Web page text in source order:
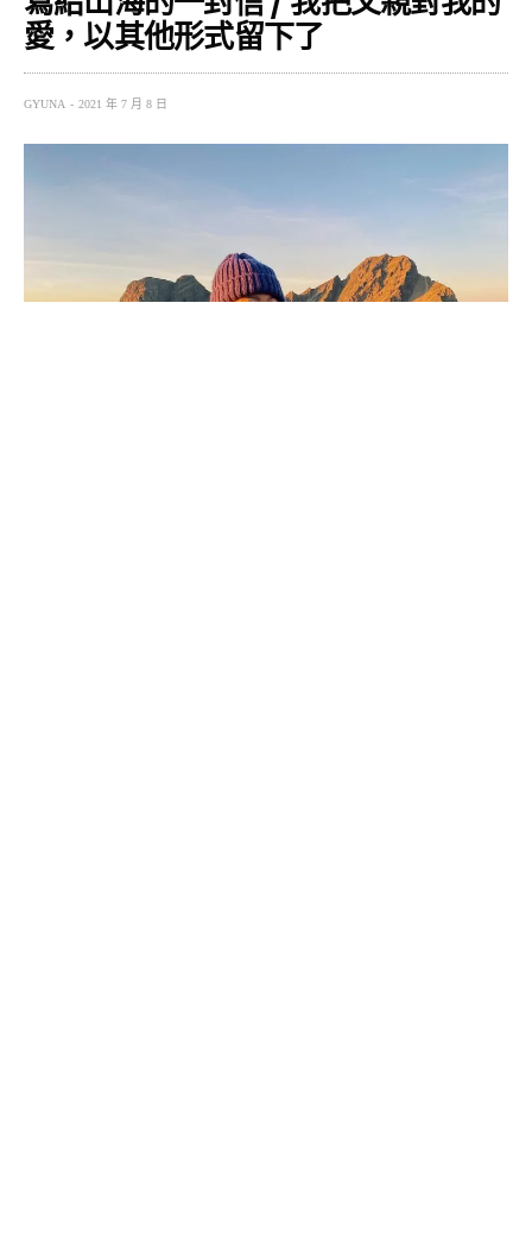
愛，以其他形式留下了
GYUNA 2021 年 7 月 8 日